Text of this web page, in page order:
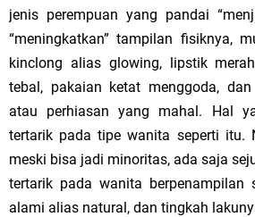
jenis perempuan yang pandai
“meningkatkan” tampilan fisiknya,
kinclong alias glowing, lipstik
tebal, pakaian ketat menggoda,
atau perhiasan yang mahal. Hal
tertarik pada tipe wanita seperti itu.
meski bisa jadi minoritas, ada saja
tertarik pada wanita berpenampilan
alami alias natural, dan tingkah